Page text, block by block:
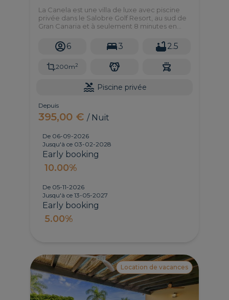
La Canela est une villa de luxe avec piscine
privée dans le Salobre Golf Resort, au sud de
Gran Canaria et à seulement 8 minutes en
Meloneras, Puerto Rico et Amadores.
6 3 2.5
200m2
Piscine privée
Depuis
395,00 €/ Nuit
De 06-09-2026
Jusqu'à ce 03-02-2028
Early booking
10.00%
De 05-11-2026
Jusqu'à ce 13-05-2027
Early booking
5.00%
Location de vacances